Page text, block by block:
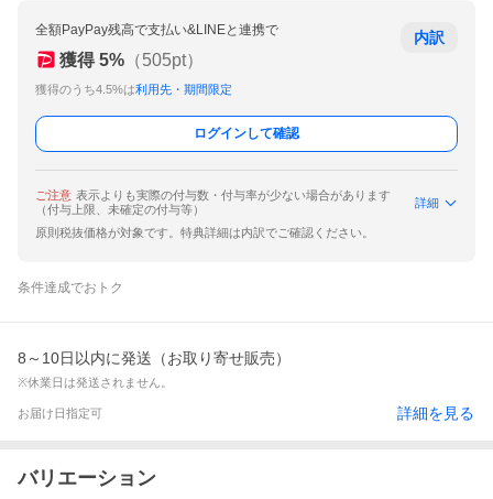
全額PayPay残高で支払い&LINEと連携で
獲得 5% （505pt）
獲得のうち4.5%は利用先・期間限定
内訳
ログインして確認
ご注意 表示よりも実際の付与数・付与率が少ない場合があります
（付与上限、未確定の付与等）
詳細
原則税抜価格が対象です。特典詳細は内訳でご確認ください。
条件達成でおトク
8～10日以内に発送（お取り寄せ販売）
※休業日は発送されません。
お届け日指定可 詳細を見る
バリエーション